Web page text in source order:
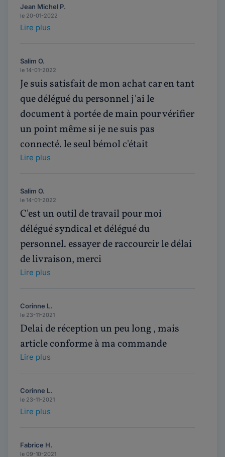
Jean Michel P.
le 20-01-2022
Lire plus
Salim O.
le 14-01-2022
Je suis satisfait de mon achat car en tant
que délégué du personnel j'ai le
document à portée de main pour vérifier
un point même si je ne suis pas
connecté. le seul bémol c'était
Lire plus
Salim O.
le 14-01-2022
C'est un outil de travail pour moi
délégué syndical et délégué du
personnel. essayer de raccourcir le délai
de livraison, merci
Lire plus
Corinne L.
le 23-11-2021
Delai de réception un peu long , mais
article conforme à ma commande
Lire plus
Corinne L.
le 23-11-2021
Lire plus
Fabrice H.
le 09-10-2021